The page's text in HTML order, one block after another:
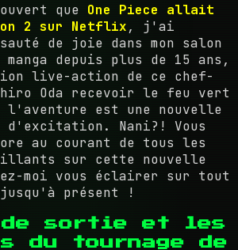
que One Piece allait
2 sur Netflix, j'ai
de joie dans mon salon
manga depuis plus de 15 ans,
live-action de ce chef-
Oda recevoir le feu vert
l'aventure est une nouvelle
d'excitation. Nani?! Vous
au courant de tous les
sur cette nouvelle
moi vous éclairer sur tout
présent !
de sortie et les
du tournage de